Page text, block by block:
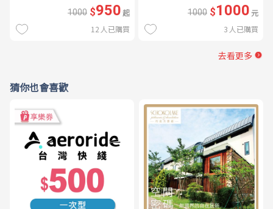
1000 $950起
12 人已購買
1000 $1000元
3 人已購買
去看更多
猜你也會喜歡